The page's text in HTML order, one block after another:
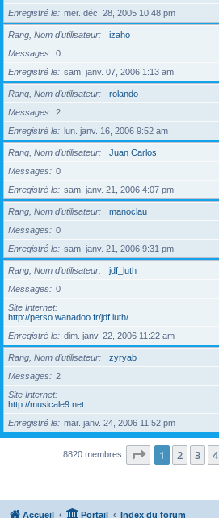
Enregistré le
mer. déc. 28, 2005 10:48 pm
Rang, Nom d’utilisateur
izaho
Messages
0
Enregistré le
sam. janv. 07, 2006 1:13 am
Rang, Nom d’utilisateur
rolando
Messages
2
Enregistré le
lun. janv. 16, 2006 9:52 am
Rang, Nom d’utilisateur
Juan Carlos
Messages
0
Enregistré le
sam. janv. 21, 2006 4:07 pm
Rang, Nom d’utilisateur
manoclau
Messages
0
Enregistré le
sam. janv. 21, 2006 9:31 pm
Rang, Nom d’utilisateur
jdf_luth
Messages
0
Site Internet
http://perso.wanadoo.fr/jdf.luth/
Enregistré le
dim. janv. 22, 2006 11:22 am
Rang, Nom d’utilisateur
zyryab
Messages
2
Site Internet
http://musicale9.net
Enregistré le
mar. janv. 24, 2006 11:52 pm
8820 membres Page 1sur177
1 2 3 4
Accueil Portail Index du forum